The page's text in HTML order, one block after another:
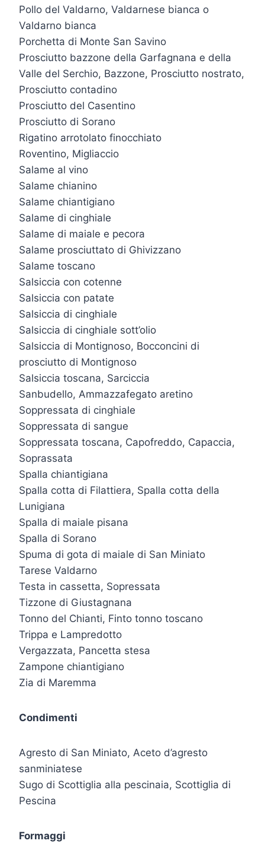
Pollo del Valdarno, Valdarnese bianca o
Valdarno bianca
Porchetta di Monte San Savino
Prosciutto bazzone della Garfagnana e della
Valle del Serchio, Bazzone, Prosciutto nostrato,
Prosciutto contadino
Prosciutto del Casentino
Prosciutto di Sorano
Rigatino arrotolato finocchiato
Roventino, Migliaccio
Salame al vino
Salame chianino
Salame chiantigiano
Salame di cinghiale
Salame di maiale e pecora
Salame prosciuttato di Ghivizzano
Salame toscano
Salsiccia con cotenne
Salsiccia con patate
Salsiccia di cinghiale
Salsiccia di cinghiale sott’olio
Salsiccia di Montignoso, Bocconcini di
prosciutto di Montignoso
Salsiccia toscana, Sarciccia
Sanbudello, Ammazzafegato aretino
Soppressata di cinghiale
Soppressata di sangue
Soppressata toscana, Capofreddo, Capaccia,
Soprassata
Spalla chiantigiana
Spalla cotta di Filattiera, Spalla cotta della
Lunigiana
Spalla di maiale pisana
Spalla di Sorano
Spuma di gota di maiale di San Miniato
Tarese Valdarno
Testa in cassetta, Sopressata
Tizzone di Giustagnana
Tonno del Chianti, Finto tonno toscano
Trippa e Lampredotto
Vergazzata, Pancetta stesa
Zampone chiantigiano
Zia di Maremma
Condimenti
Agresto di San Miniato, Aceto d’agresto
sanminiatese
Sugo di Scottiglia alla pescinaia, Scottiglia di
Pescina
Formaggi